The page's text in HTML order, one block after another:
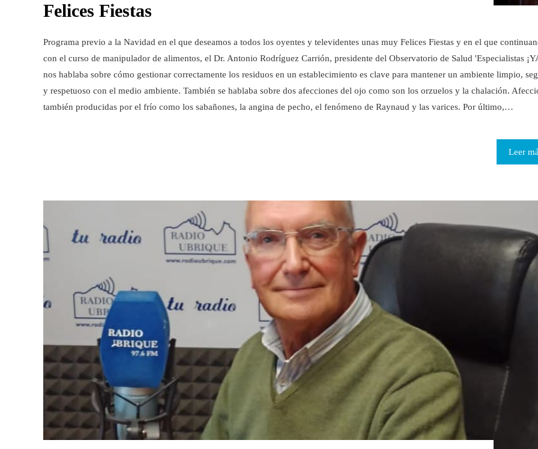
Felices Fiestas
Programa previo a la Navidad en el que deseamos a todos los oyentes y televidentes unas muy Felices Fiestas y en el que
con el curso de manipulador de alimentos, el Dr. Antonio Rodríguez Carrión, presidente del Observatorio de Salud 'Especialistas
nos hablaba sobre cómo gestionar correctamente los residuos en un establecimiento es clave para mantener un ambiente limpio,
y respetuoso con el medio ambiente. También se hablaba sobre dos afecciones del ojo como son los orzuelos y la chalación.
también producidas por el frío como los sabañones, la angina de pecho, el fenómeno de Raynaud y las varices. Por último,…
Leer